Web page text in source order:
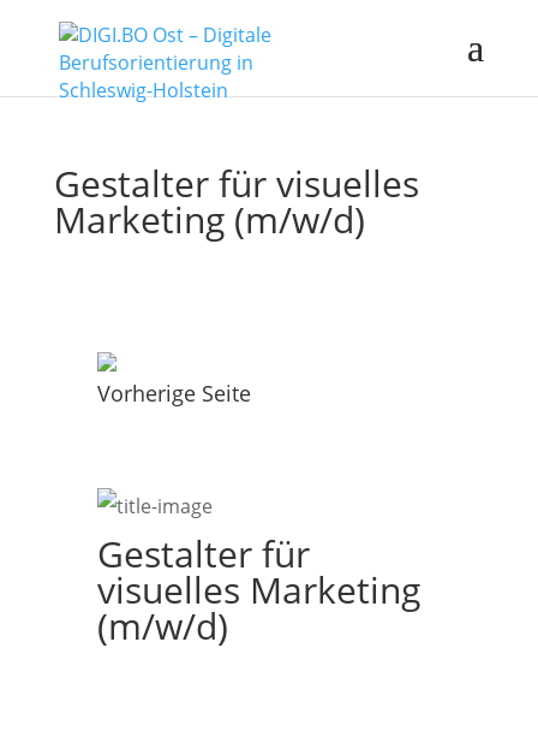
Gestalter für visuelles
Marketing (m/w/d)
Vorherige Seite
Gestalter für
visuelles Marketing
(m/w/d)